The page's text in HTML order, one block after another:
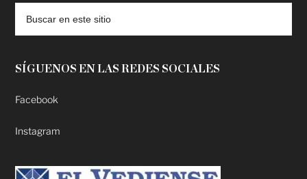
SÍGUENOS EN LAS REDES SOCIALES
Facebook
Instagram